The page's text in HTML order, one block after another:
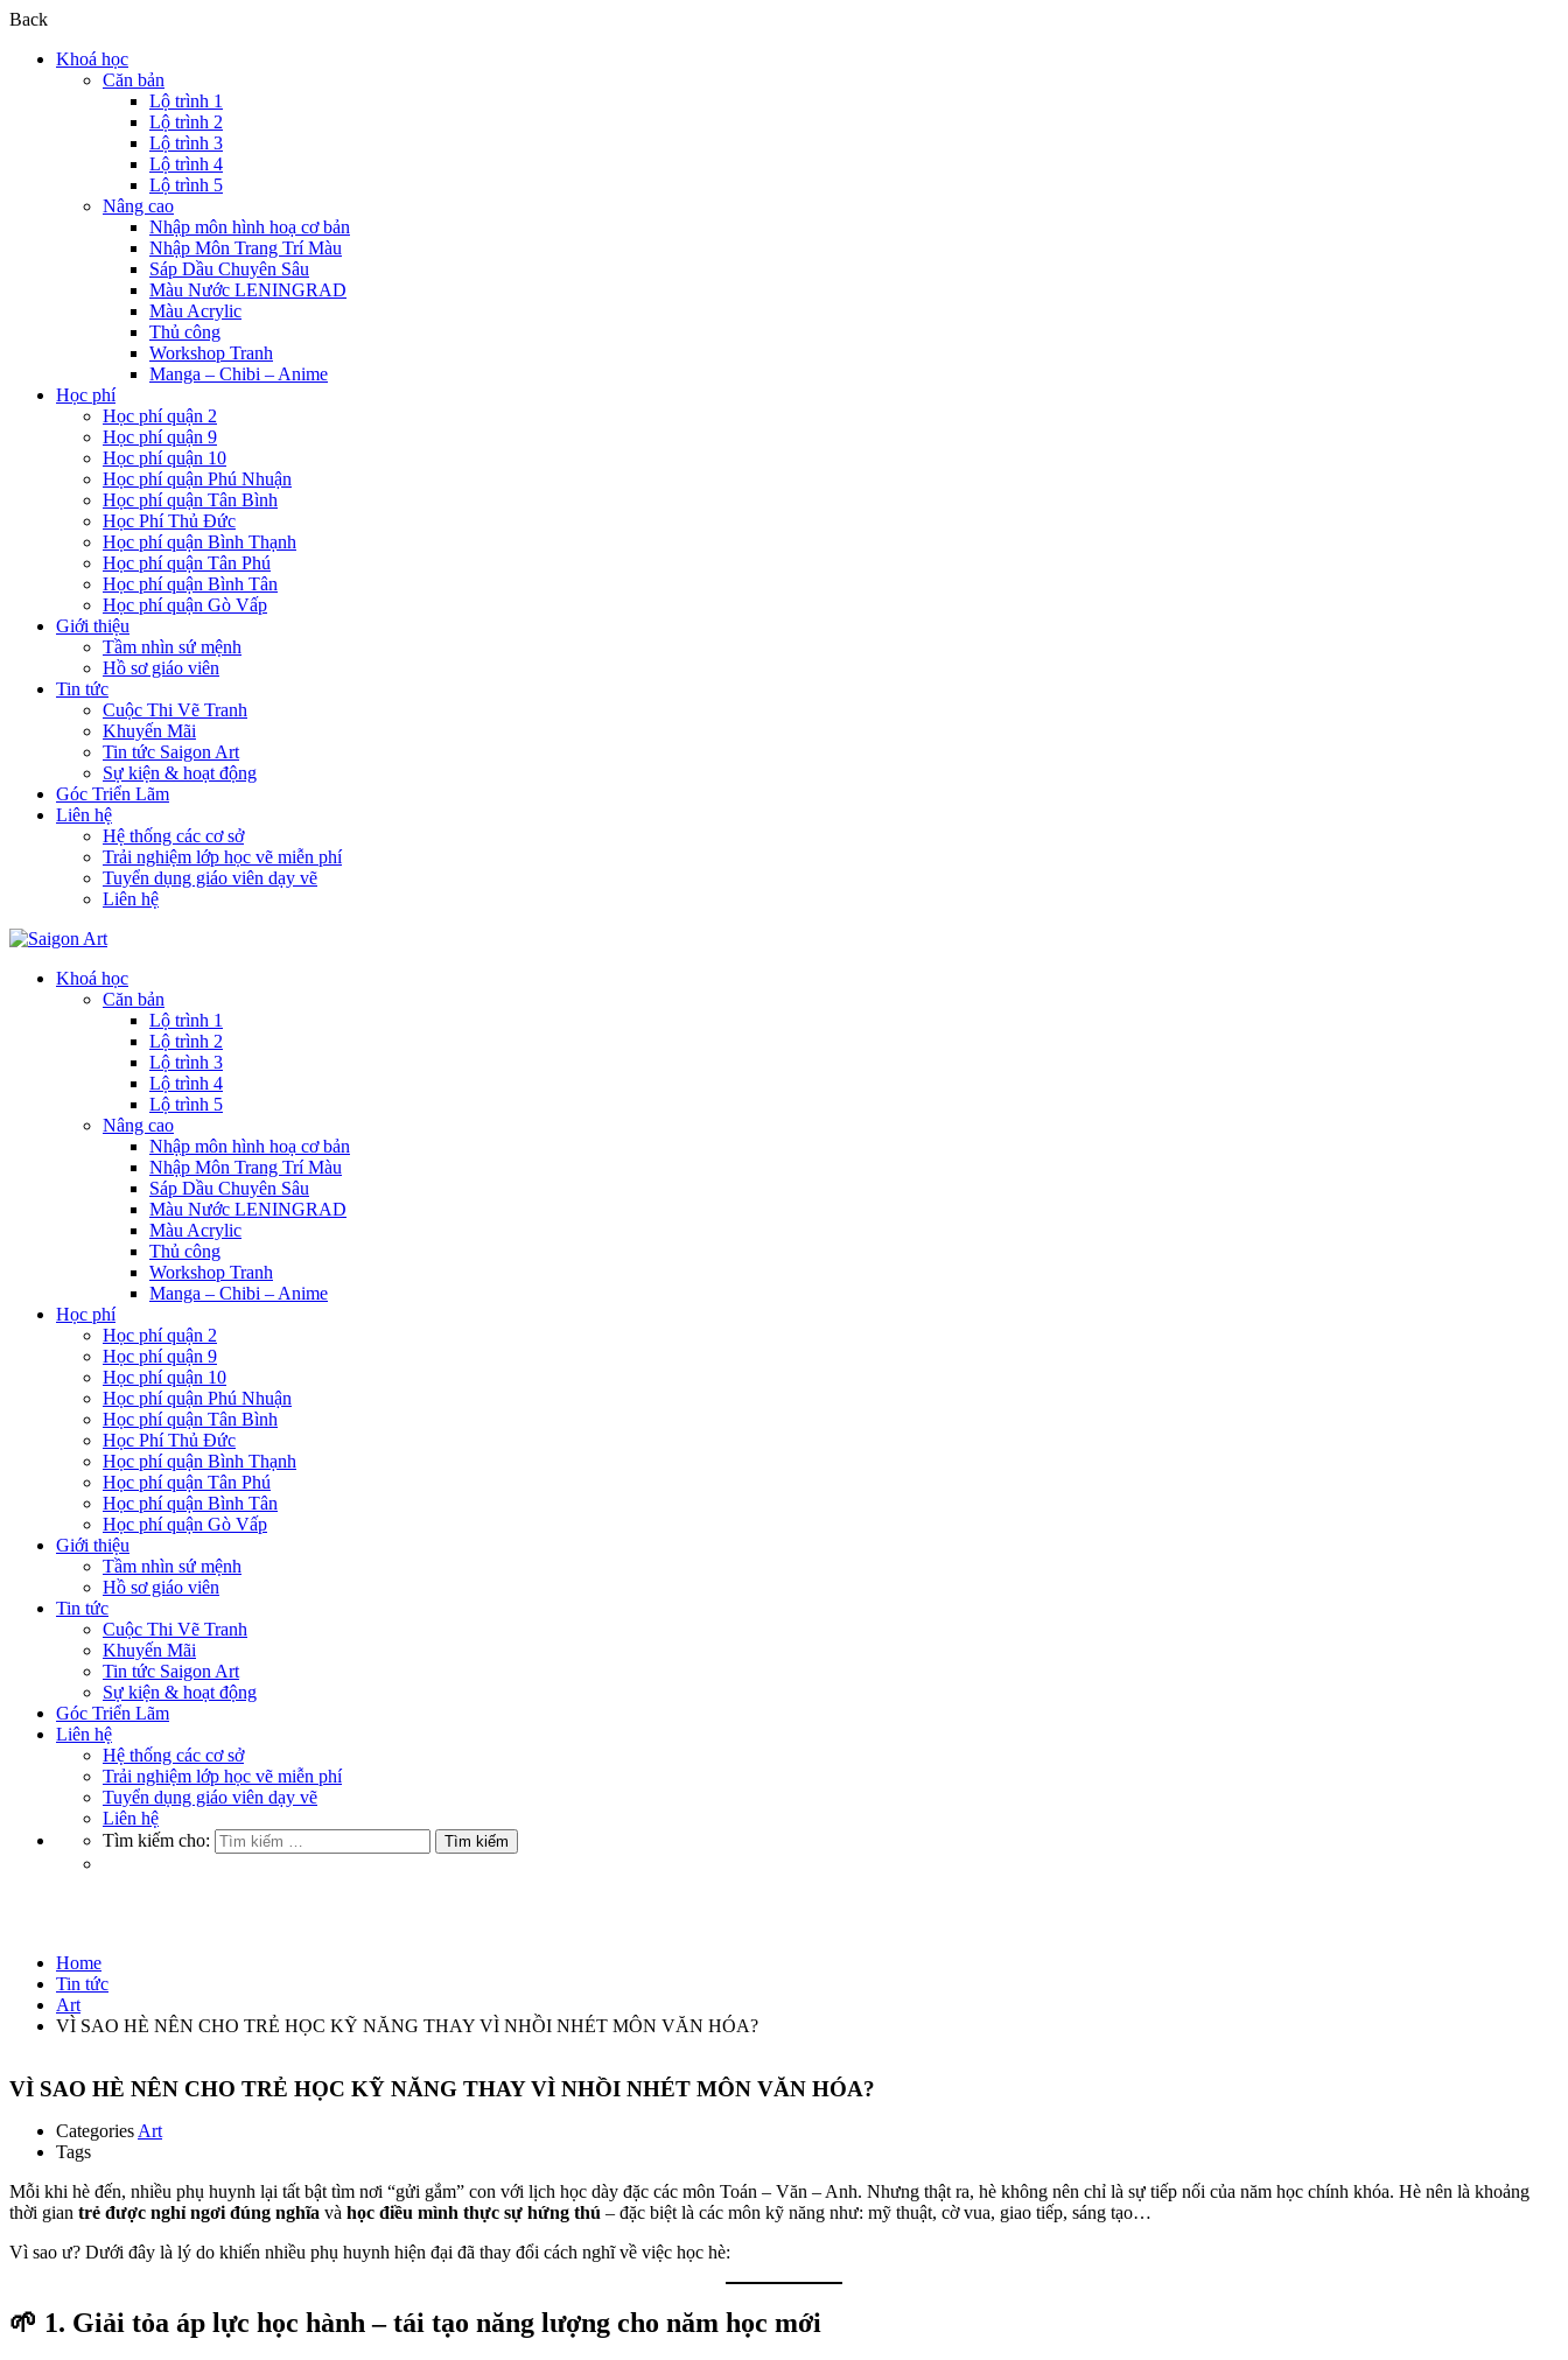
Back
Khoá học
Căn bản
Lộ trình 1
Lộ trình 2
Lộ trình 3
Lộ trình 4
Lộ trình 5
Nâng cao
Nhập môn hình hoạ cơ bản
Nhập Môn Trang Trí Màu
Sáp Dầu Chuyên Sâu
Màu Nước LENINGRAD
Màu Acrylic
Thủ công
Workshop Tranh
Manga – Chibi – Anime
Học phí
Học phí quận 2
Học phí quận 9
Học phí quận 10
Học phí quận Phú Nhuận
Học phí quận Tân Bình
Học Phí Thủ Đức
Học phí quận Bình Thạnh
Học phí quận Tân Phú
Học phí quận Bình Tân
Học phí quận Gò Vấp
Giới thiệu
Tầm nhìn sứ mệnh
Hồ sơ giáo viên
Tin tức
Cuộc Thi Vẽ Tranh
Khuyến Mãi
Tin tức Saigon Art
Sự kiện & hoạt động
Góc Triển Lãm
Liên hệ
Hệ thống các cơ sở
Trải nghiệm lớp học vẽ miễn phí
Tuyển dụng giáo viên dạy vẽ
Liên hệ
Khoá học
Căn bản
Lộ trình 1
Lộ trình 2
Lộ trình 3
Lộ trình 4
Lộ trình 5
Nâng cao
Nhập môn hình hoạ cơ bản
Nhập Môn Trang Trí Màu
Sáp Dầu Chuyên Sâu
Màu Nước LENINGRAD
Màu Acrylic
Thủ công
Workshop Tranh
Manga – Chibi – Anime
Học phí
Học phí quận 2
Học phí quận 9
Học phí quận 10
Học phí quận Phú Nhuận
Học phí quận Tân Bình
Học Phí Thủ Đức
Học phí quận Bình Thạnh
Học phí quận Tân Phú
Học phí quận Bình Tân
Học phí quận Gò Vấp
Giới thiệu
Tầm nhìn sứ mệnh
Hồ sơ giáo viên
Tin tức
Cuộc Thi Vẽ Tranh
Khuyến Mãi
Tin tức Saigon Art
Sự kiện & hoạt động
Góc Triển Lãm
Liên hệ
Hệ thống các cơ sở
Trải nghiệm lớp học vẽ miễn phí
Tuyển dụng giáo viên dạy vẽ
Liên hệ
Tìm kiếm cho:
Home
Tin tức
Art
VÌ SAO HÈ NÊN CHO TRẺ HỌC KỸ NĂNG THAY VÌ NHỒI NHÉT MÔN VĂN HÓA?
VÌ SAO HÈ NÊN CHO TRẺ HỌC KỸ NĂNG THAY VÌ NHỒI NHÉT MÔN VĂN HÓA?
Categories Art
Tags
Mỗi khi hè đến, nhiều phụ huynh lại tất bật tìm nơi “gửi gắm” con với lịch học dày đặc các môn Toán – Văn – Anh. Nhưng thật ra, hè không nên chỉ là sự tiếp nối của năm học chính khóa. Hè nên là khoảng
thời gian trẻ được nghỉ ngơi đúng nghĩa và học điều mình thực sự hứng thú – đặc biệt là các môn kỹ năng như: mỹ thuật, cờ vua, giao tiếp, sáng tạo…
Vì sao ư? Dưới đây là lý do khiến nhiều phụ huynh hiện đại đã thay đổi cách nghĩ về việc học hè:
🌱 1. Giải tỏa áp lực học hành – tái tạo năng lượng cho năm học mới